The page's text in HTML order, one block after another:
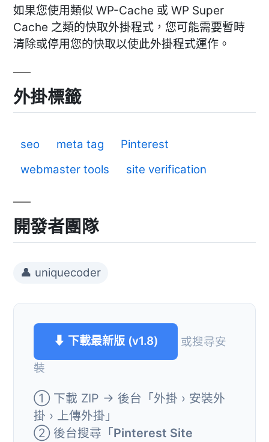
如果您使用類似 WP-Cache 或 WP Super
Cache 之類的快取外掛程式，您可能需要暫時
清除或停用您的快取以使此外掛程式運作。
外掛標籤
seo meta tag
Pinterest
webmaster tools
site verification
開發者團隊
👤 uniquecoder
⬇ 下載最新版 (v1.8)
或搜尋安
裝
① 下載 ZIP → 後台「外掛 › 安裝外
掛 › 上傳外掛」
② 後台搜尋「Pinterest Site